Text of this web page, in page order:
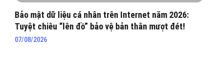
Bảo mật dữ liệu cá nhân trên Internet năm 2026:
Tuyệt chiêu “lên đồ” bảo vệ bản thân mượt đét!
07/08/2026